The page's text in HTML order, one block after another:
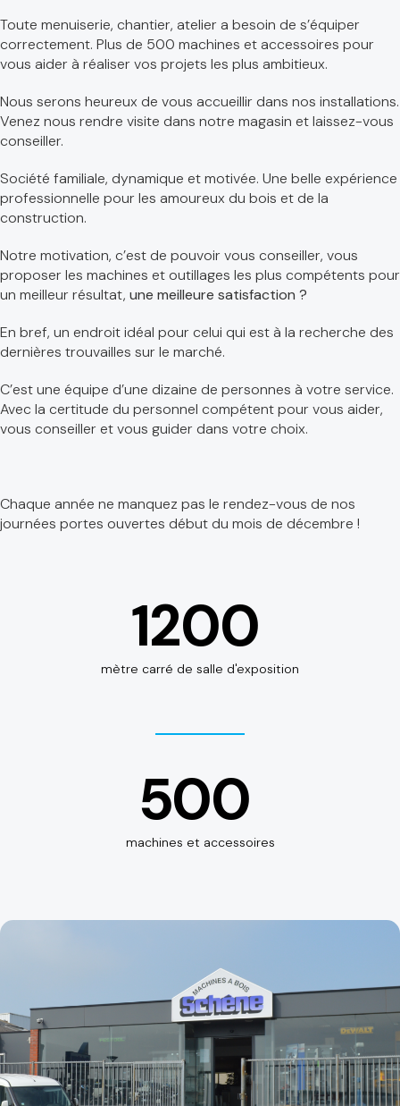
Toute menuiserie, chantier, atelier a besoin de s’équiper
correctement. Plus de 500 machines et accessoires pour
vous aider à réaliser vos projets les plus ambitieux.
Nous serons heureux de vous accueillir dans nos installations.
Venez nous rendre visite dans notre magasin et laissez-vous
conseiller.
Société familiale, dynamique et motivée. Une belle expérience
professionnelle pour les amoureux du bois et de la
construction.
Notre motivation, c’est de pouvoir vous conseiller, vous
proposer les machines et outillages les plus compétents pour
un meilleur résultat, une meilleure satisfaction ?
En bref, un endroit idéal pour celui qui est à la recherche des
dernières trouvailles sur le marché.
C’est une équipe d’une dizaine de personnes à votre service.
Avec la certitude du personnel compétent pour vous aider,
vous conseiller et vous guider dans votre choix.
Chaque année ne manquez pas le rendez-vous de nos
journées portes ouvertes début du mois de décembre !
1200
mètre carré de salle d'exposition
500
machines et accessoires